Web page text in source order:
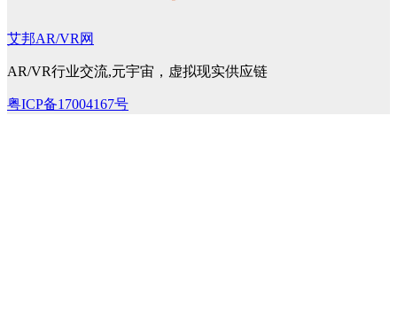
艾邦AR/VR网
AR/VR行业交流,元宇宙，虚拟现实供应链
粤ICP备17004167号